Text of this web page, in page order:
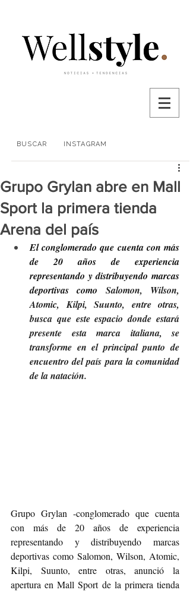
BUSCAR INSTAGRAM
Grupo Grylan abre en Mall
Sport la primera tienda
Arena del país
El conglomerado que cuenta con más
de 20 años de experiencia
representando y distribuyendo marcas
deportivas como Salomon, Wilson,
Atomic, Kilpi, Suunto, entre otras,
busca que este espacio donde estará
presente esta marca italiana, se
transforme en el principal punto de
encuentro del país para la comunidad
de la natación.
Grupo Grylan -conglomerado que cuenta
con más de 20 años de experiencia
representando y distribuyendo marcas
deportivas como Salomon, Wilson, Atomic,
Kilpi, Suunto, entre otras, anunció la
apertura en Mall Sport de la primera tienda